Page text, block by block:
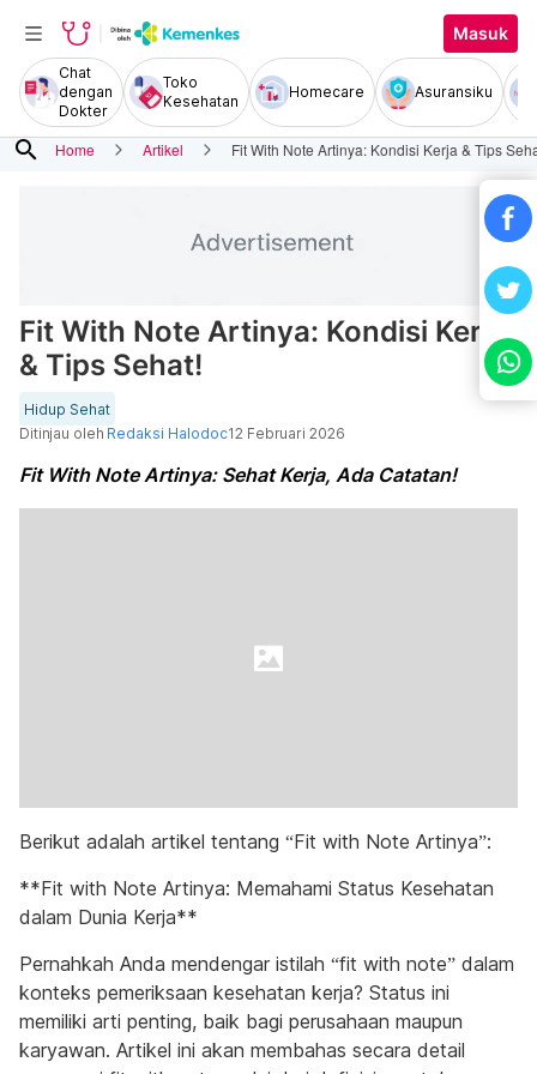
Masuk
Chat
dengan
Dokter
Toko
Kesehatan
Homecare Asuransiku
search Home Artikel Fit With Note Artinya: Kondisi Kerja & Tips
Fit With Note Artinya: Kondisi Kerja
& Tips Sehat!
Hidup Sehat
Ditinjau oleh Redaksi Halodoc12 Februari 2026
Fit With Note Artinya: Sehat Kerja, Ada Catatan!
Berikut adalah artikel tentang “Fit with Note Artinya”:
**Fit with Note Artinya: Memahami Status Kesehatan
dalam Dunia Kerja**
Pernahkah Anda mendengar istilah “fit with note” dalam
konteks pemeriksaan kesehatan kerja? Status ini
memiliki arti penting, baik bagi perusahaan maupun
karyawan. Artikel ini akan membahas secara detail